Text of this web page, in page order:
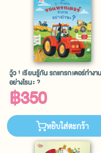
วู้ว ! เรียนรู้กัน รถแทรกเตอร์ทำงาน
อย่างไรนะ ?
฿350
หยิบใส่ตะกร้า